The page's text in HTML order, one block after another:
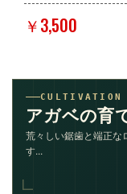
￥3,500
CULTIVATION
アガベの育
荒々しい鋸歯と端正な
す...